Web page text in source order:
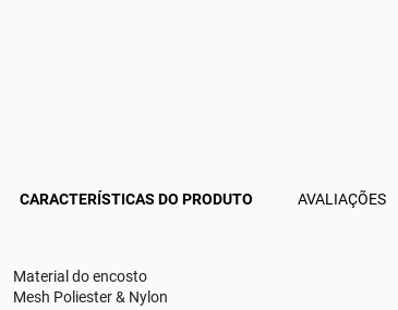
CARACTERÍSTICAS DO PRODUTO AVALIAÇÕES
Material do encosto
Mesh Poliester & Nylon